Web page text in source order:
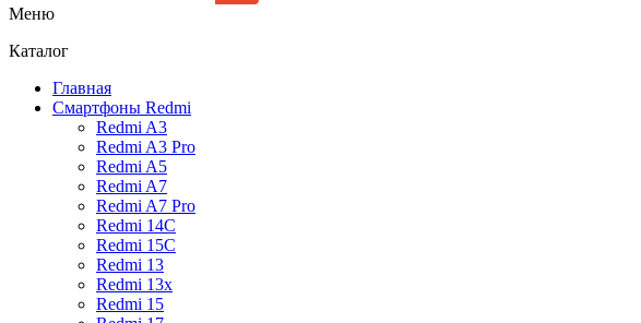
Меню
Каталог
Главная
Смартфоны Redmi
Redmi A3
Redmi A3 Pro
Redmi A5
Redmi A7
Redmi A7 Pro
Redmi 14C
Redmi 15C
Redmi 13
Redmi 13x
Redmi 15